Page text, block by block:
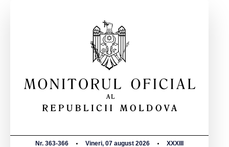
Nr. 363-366 Vineri, 07 august 2026 XXXIII